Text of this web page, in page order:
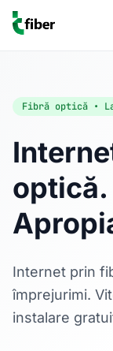
Fibră optică •
optică.
Internet prin
împrejurimi.
instalare
Acasă
Internet
Fibră optică până